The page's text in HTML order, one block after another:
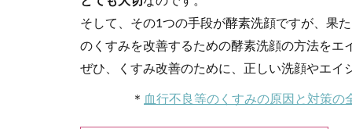
そして、その1つの手段が酵素洗顔ですが、果
のくすみを改善するための酵素洗顔の方法をエ
ぜひ、くすみ改善のために、正しい洗顔やエ
＊ 血行不良等のくすみの原因と対策